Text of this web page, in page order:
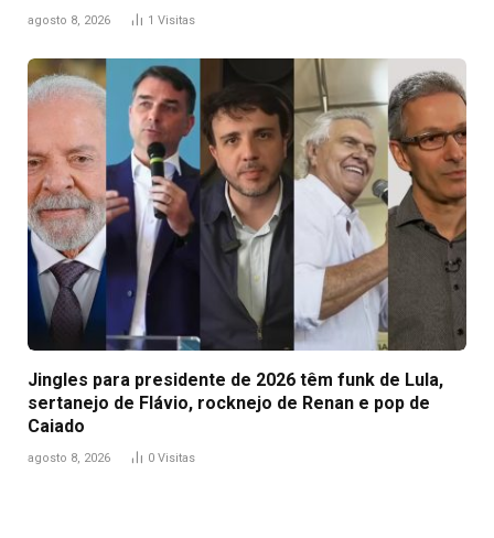
agosto 8, 2026 1 Visitas
Jingles para presidente de 2026 têm funk de Lula,
sertanejo de Flávio, rocknejo de Renan e pop de
Caiado
agosto 8, 2026 0 Visitas